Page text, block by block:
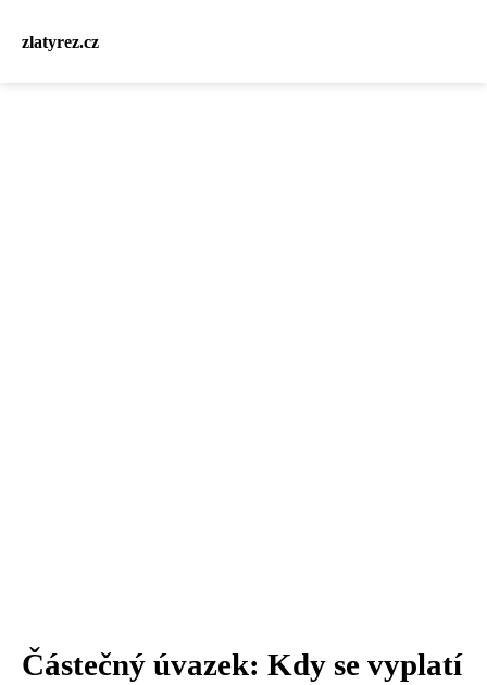
zlatyrez.cz
Částečný úvazek: Kdy se vyplatí